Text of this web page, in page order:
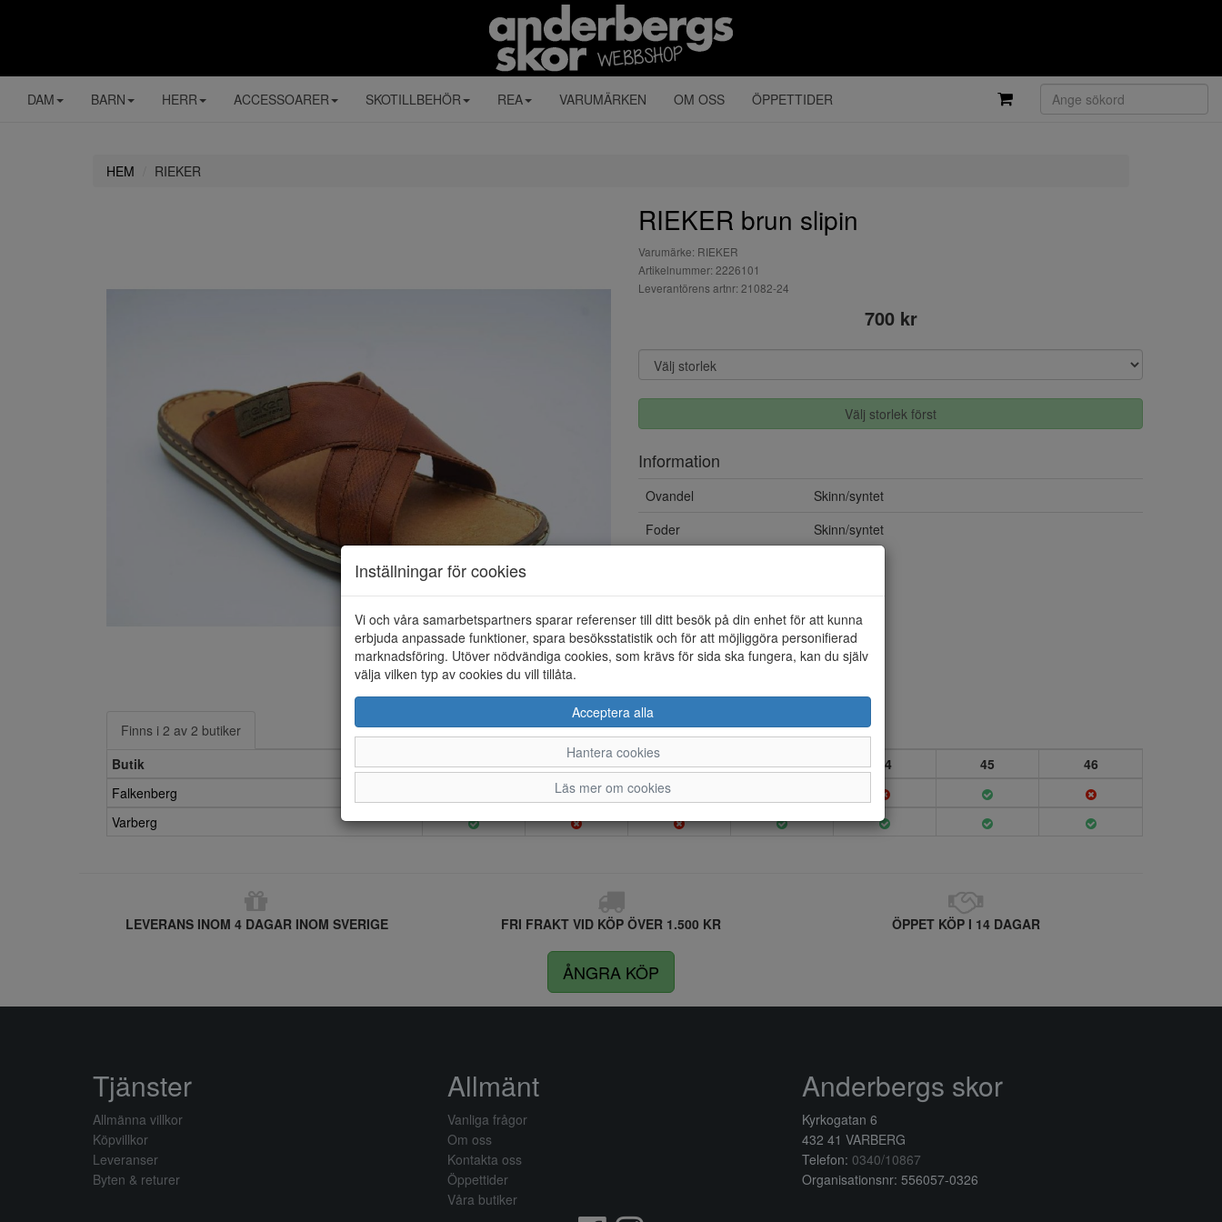
DAM BARN HERR ACCESSOARER SKOTILLBEHÖR REA VARUMÄRKEN OM OSS ÖPPETTIDER
HEM RIEKER
RIEKER brun slipin
Varumärke: RIEKER
Artikelnummer: 2226101
Leverantörens artnr: 21082-24
700 kr
Välj storlek först
Information
Ovandel
Skinn/syntet
Foder
Skinn/syntet
Finns i 2 av 2 butiker
Butik
40 41 42 43 44 45
46
Falkenberg
Varberg
LEVERANS INOM 4 DAGAR INOM SVERIGE FRI FRAKT VID KÖP ÖVER 1.500 KR ÖPPET KÖP I 14 DAGAR
ÅNGRA KÖP
Inställningar för cookies
Vi och våra samarbetspartners sparar referenser till ditt besök på din enhet för att kunna
erbjuda anpassade funktioner, spara besöksstatistik och för att möjliggöra personifierad
marknadsföring. Utöver nödvändiga cookies, som krävs för sida ska fungera, kan du själv
välja vilken typ av cookies du vill tillåta.
Acceptera alla
Hantera cookies
Läs mer om cookies
Tjänster
Allmänna villkor
Köpvillkor
Leveranser
Byten & returer
Allmänt
Vanliga frågor
Om oss
Kontakta oss
Öppettider
Våra butiker
Anderbergs skor
Kyrkogatan 6
432 41 VARBERG
Telefon: 0340/10867
Organisationsnr: 556057-0326